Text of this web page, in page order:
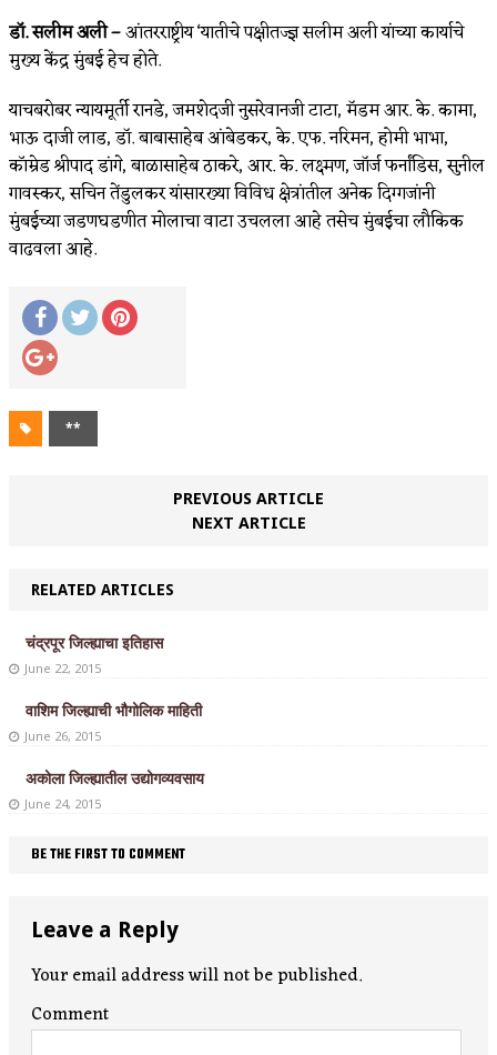
डॉ. सलीम अली –आंतरराष्ट्रीय ‘यातीचे पक्षीतज्ज्ञ सलीम अली यांच्या कार्याचे
मुख्य केंद्र मुंबई हेच होते.
याचबरोबर न्यायमूर्ती रानडे, जमशेदजी नुसरेवानजी टाटा, मॅडम आर. के. कामा,
भाऊ दाजी लाड, डॉ. बाबासाहेब आंबेडकर, के. एफ. नरिमन, होमी भाभा,
कॉम्रेड श्रीपाद डांगे, बाळासाहेब ठाकरे, आर. के. लक्ष्मण, जॉर्ज फर्नांडिस, सुनील
गावस्कर, सचिन तेंडुलकर यांसारख्या विविध क्षेत्रांतील अनेक दिग्गजांनी
मुंबईच्या जडणघडणीत मोलाचा वाटा उचलला आहे तसेच मुंबईचा लौकिक
वाढवला आहे.
**
PREVIOUS ARTICLE
NEXT ARTICLE
RELATED ARTICLES
चंद्रपूर जिल्ह्याचा इतिहास
June 22, 2015
वाशिम जिल्ह्याची भौगोलिक माहिती
June 26, 2015
अकोला जिल्ह्यातील उद्योगव्यवसाय
June 24, 2015
BE THE FIRST TO COMMENT
Leave a Reply
Your email address will not be published.
Comment